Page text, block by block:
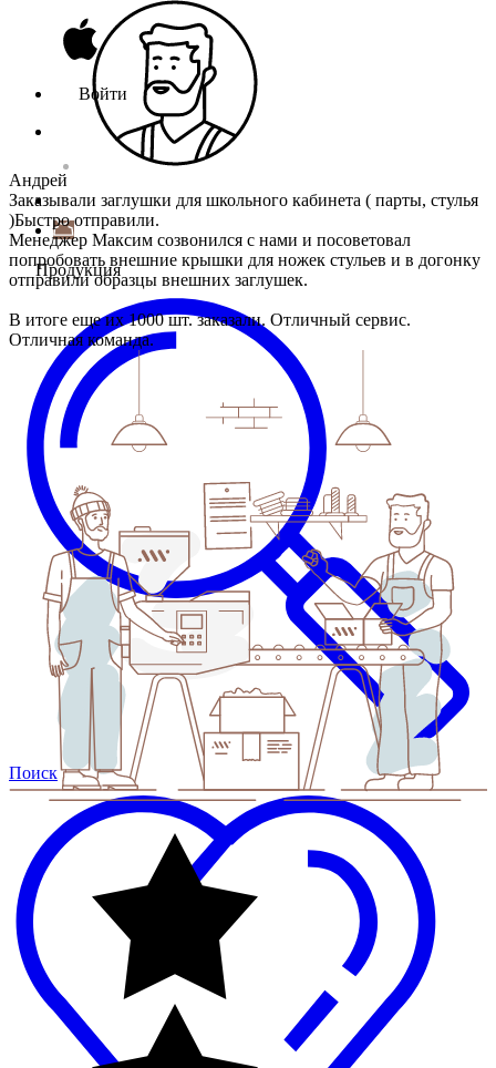
Войти
Продукция
Поиск
Андрей
Заказывали заглушки для школьного кабинета ( парты, стулья
)Быстро отправили.
Менеджер Максим созвонился с нами и посоветовал
попробовать внешние крышки для ножек стульев и в догонку
отправили образцы внешних заглушек.
В итоге еще их 1000 шт. заказали. Отличный сервис.
Отличная команда.